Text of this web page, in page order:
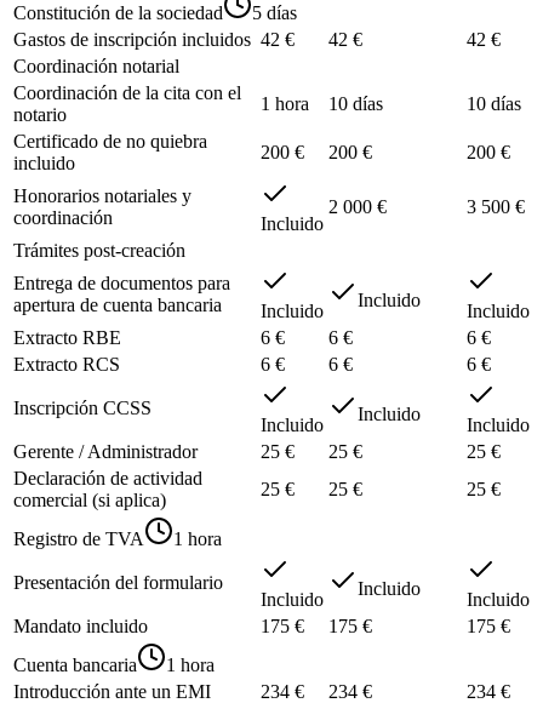
Constitución de la sociedad
5 días
Gastos de inscripción incluidos 42 € 42 €
42 €
Coordinación notarial
Coordinación de la cita con el
notario
1 hora 10 días
10 días
Certificado de no quiebra
incluido
200 € 200 € 200 €
Honorarios notariales y
coordinación
Incluido
2 000 € 3 500 €
Trámites post-creación
Entrega de documentos para
apertura de cuenta bancaria
Incluido
Incluido
Incluido
Extracto RBE
6 € 6 €
6 €
Extracto RCS
6 € 6 € 6 €
Inscripción CCSS
Incluido
Incluido
Incluido
Gerente / Administrador
25 € 25 €
25 €
Declaración de actividad
comercial (si aplica)
25 € 25 € 25 €
Registro de TVA 1 hora
Presentación del formulario
Incluido
Incluido
Incluido
Mandato incluido
175 € 175 €
175 €
Cuenta bancaria
1 hora
Introducción ante un EMI
234 € 234 €
234 €